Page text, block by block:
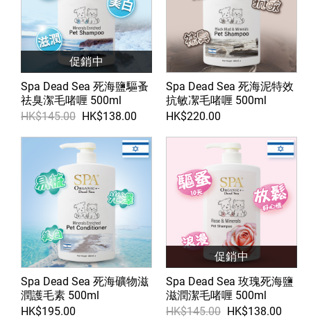
促銷中
Spa Dead Sea 死海鹽驅蚤
祛臭㵖毛啫喱 500ml
HK$145.00 HK$138.00
Spa Dead Sea 死海泥特效
抗敏㓗毛啫喱 500ml
HK$220.00
Spa Dead Sea 死海礦物滋
潤護毛素 500ml
HK$195.00
促銷中
Spa Dead Sea 玫瑰死海鹽
滋潤潔毛啫喱 500ml
HK$145.00 HK$138.00